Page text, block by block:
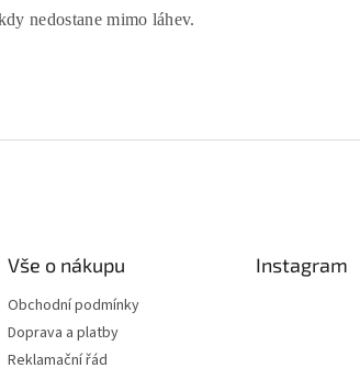
nedostane mimo láhev.
Vše o nákupu
Obchodní podmínky
Doprava a platby
Reklamační řád
Instagram